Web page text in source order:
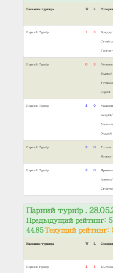
Название турнира W L
Парний Турнір 1 3 Бондар-
Парний Турнір 0 3
Вадим/
Сергій
Парний Турнір 3 0
Андрій/
Фаддєй
Парний Турнір 3 0
Яшина-
Парний Турнір 3 0
Альона/
Парний турнір .
Предыдущий рейтинг:
44.85Текущий рейтинг:
Название турнира W L
Парний турнір 2 3